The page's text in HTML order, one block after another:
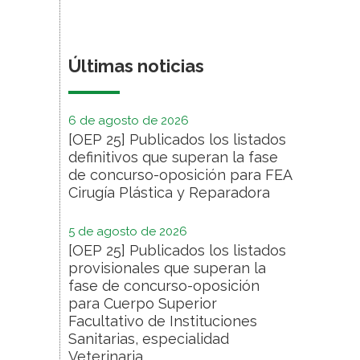
Últimas noticias
6 de agosto de 2026
[OEP 25] Publicados los listados
definitivos que superan la fase
de concurso-oposición para FEA
Cirugía Plástica y Reparadora
5 de agosto de 2026
[OEP 25] Publicados los listados
provisionales que superan la
fase de concurso-oposición
para Cuerpo Superior
Facultativo de Instituciones
Sanitarias, especialidad
Veterinaria